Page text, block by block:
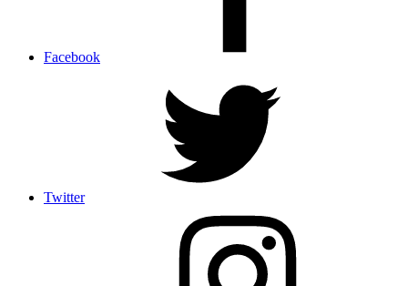
Facebook
Twitter